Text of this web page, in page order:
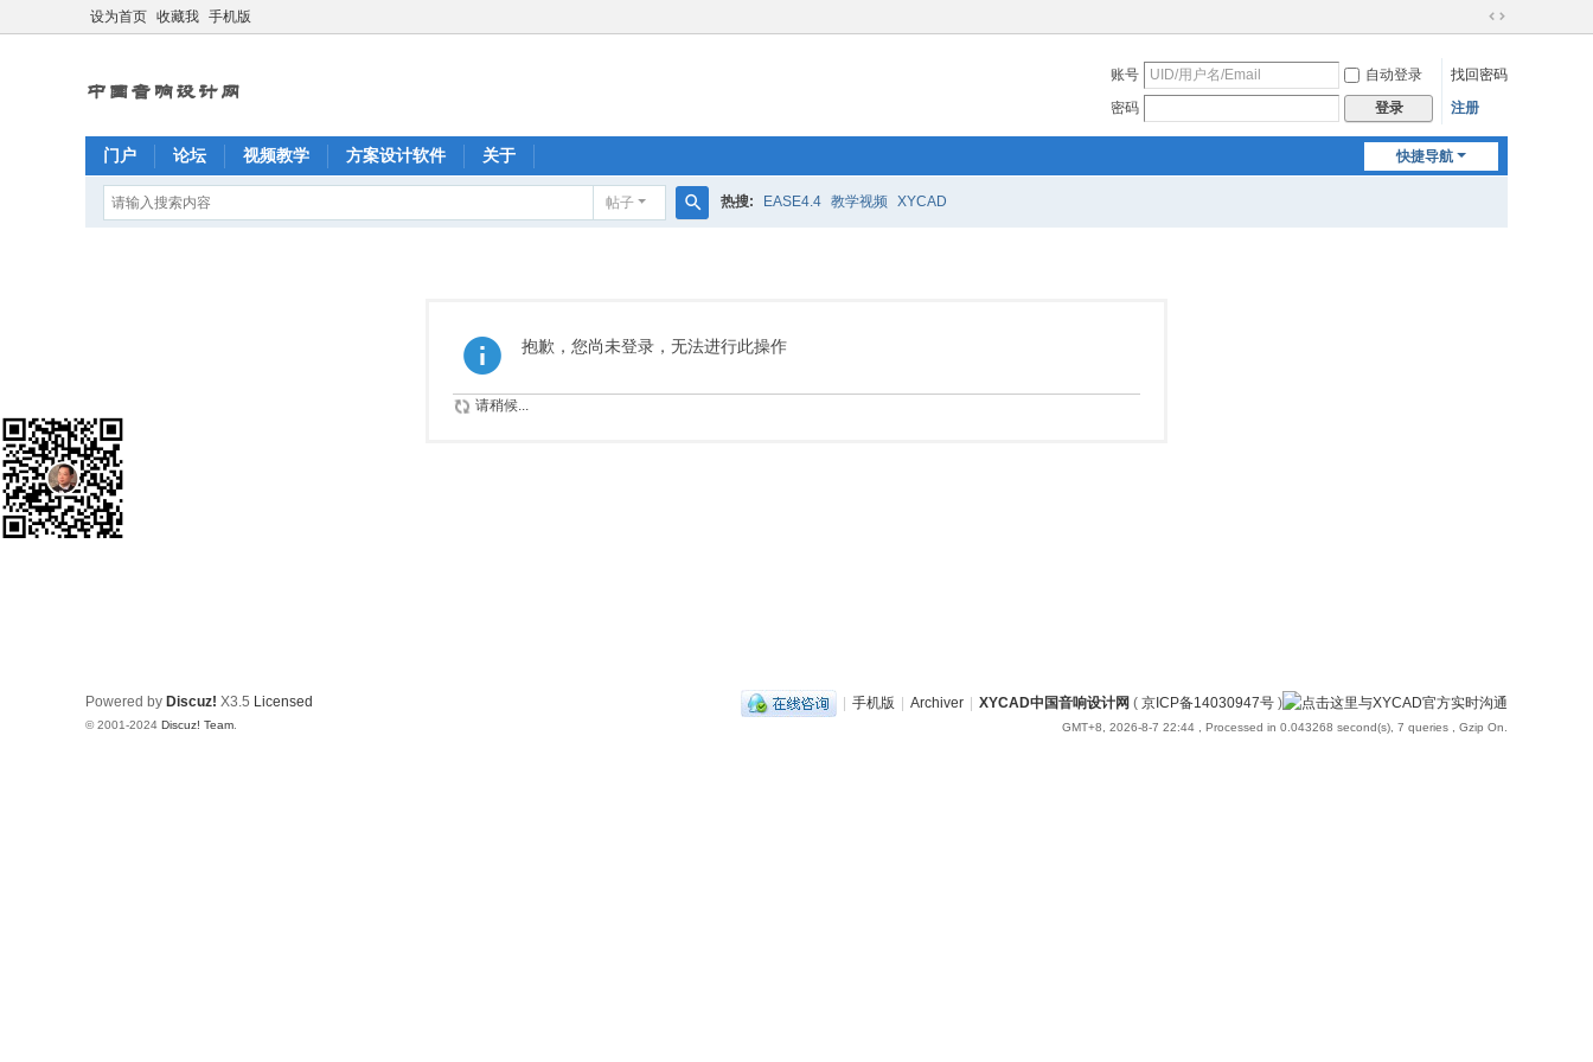
设为首页 收藏我 手机版
切
到
账号 自动登录
找回密码
密码
登录 注册
快捷导航
门户 论坛 视频教学 方案设计软件 关于
帖子 热搜: EASE4.4 教学视频 XYCAD
抱歉，您尚未登录，无法进行此操作
请稍候...
| 手机版 | Archiver | XYCAD中国音响设计网 ( 京ICP备14030947号 )
GMT+8, 2026-8-7 22:44 , Processed in 0.043268 second(s), 7 queries , Gzip On.
Powered by Discuz! X3.5 Licensed
© 2001-2024 Discuz! Team